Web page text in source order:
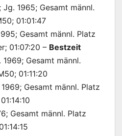
1965; Gesamt männl.
01:01:47
Gesamt männl. Platz
01:07:20 – Bestzeit
Gesamt männl.
01:11:20
Gesamt männl. Platz
Gesamt männl. Platz